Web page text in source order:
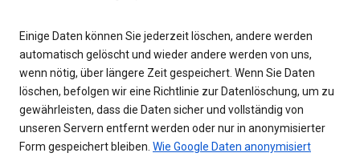
Einige Daten können Sie jederzeit löschen, andere werden
automatisch gelöscht und wieder andere werden von uns,
wenn nötig, über längere Zeit gespeichert. Wenn Sie Daten
löschen, befolgen wir eine Richtlinie zur Datenlöschung, um zu
gewährleisten, dass die Daten sicher und vollständig von
unseren Servern entfernt werden oder nur in anonymisierter
Form gespeichert bleiben. Wie Google Daten anonymisiert